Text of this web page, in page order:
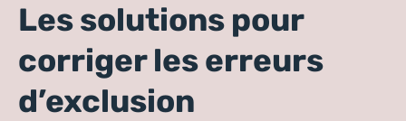
Les solutions pour
corriger les erreurs
d’exclusion